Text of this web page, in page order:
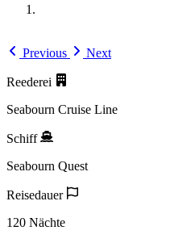
Previous Next
Reederei
Seabourn Cruise Line
Schiff
Seabourn Quest
Reisedauer
120 Nächte